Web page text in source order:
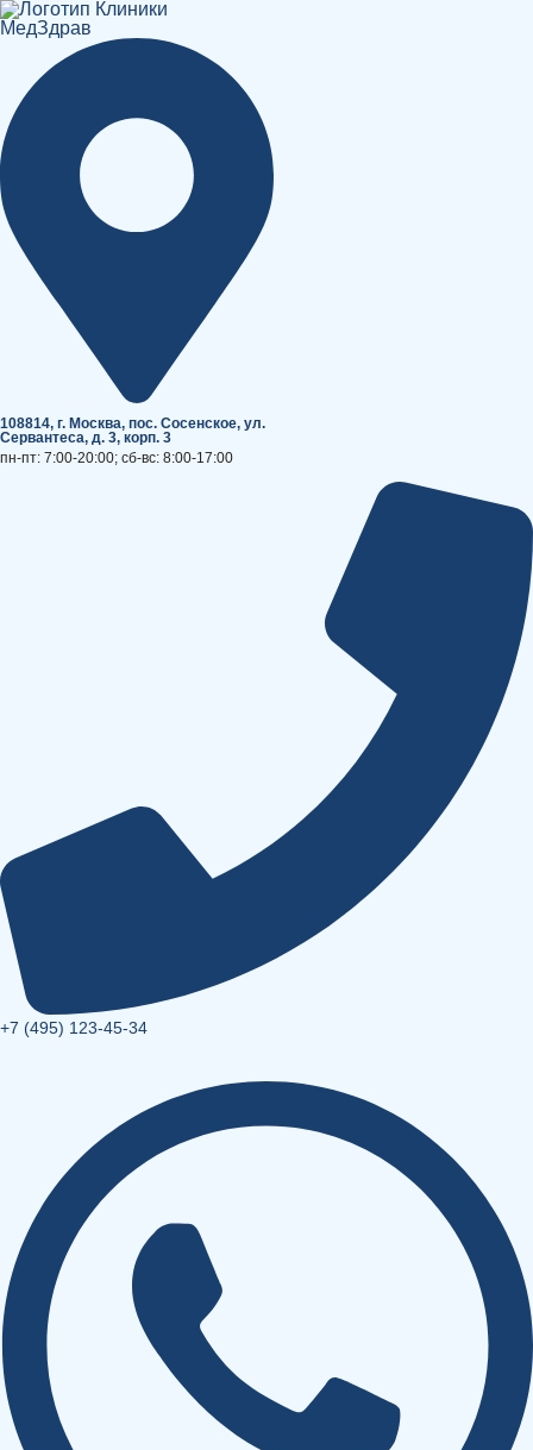
Перейти
к
содержимому
108814, г. Москва, поc. Сосенское, ул.
Сервантеса, д. 3, корп. 3
пн-пт: 7:00-20:00; сб-вс: 8:00-17:00
+7 (495) 123-45-34